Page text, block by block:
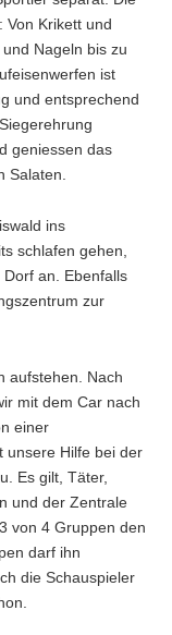
Von Krikett und
Nageln bis zu
ist
und entsprechend
geniessen das
Salaten.
ins
schlafen gehen,
an. Ebenfalls
zur
aufstehen. Nach
mit dem Car nach
einer
unsere Hilfe bei der
Es gilt, Täter,
und der Zentrale
von 4 Gruppen den
darf ihn
die Schauspieler